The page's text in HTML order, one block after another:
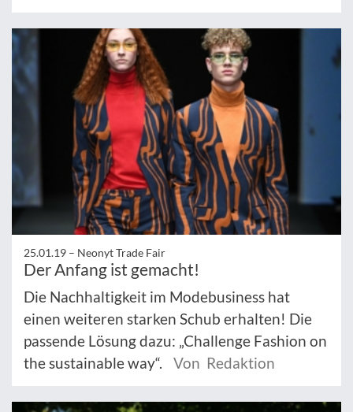
25.01.19 – Neonyt Trade Fair
Der Anfang ist gemacht!
Die Nachhaltigkeit im Modebusiness hat
einen weiteren starken Schub erhalten! Die
passende Lösung dazu: „Challenge Fashion on
the sustainable way“.
Von Redaktion